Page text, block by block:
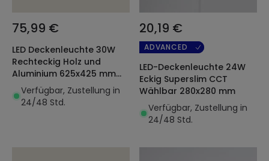
75,99 €
LED Deckenleuchte 30W
Rechteckig Holz und
Aluminium 625x425 mm
CCT Wählbar Semi-Dari
Verfügbar, Zustellung in
24/48 Std.
20,19 €
ADVANCED
LED-Deckenleuchte 24W
Eckig Superslim CCT
Wählbar 280x280 mm
Verfügbar, Zustellung in
24/48 Std.